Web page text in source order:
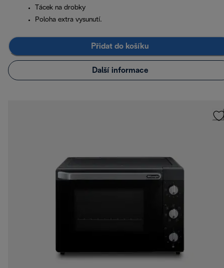
Tácek na drobky
Poloha extra vysunutí.
Přidat do košíku
Další informace